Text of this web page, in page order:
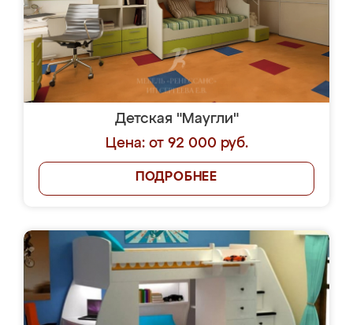
Детская "Маугли"
Цена: от 92 000 руб.
ПОДРОБНЕЕ